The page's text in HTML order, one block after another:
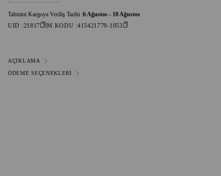
Tahmini Kargoya Veriliş Tarihi :6 Ağustos - 10 Ağustos
UID :21817 M.KODU :415421779-1053
AÇIKLAMA
ÖDEME SEÇENEKLERI